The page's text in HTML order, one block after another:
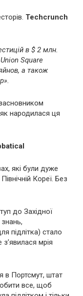
Techcrunch
в $ 2 млн.
Square
а також
як народилася ця
які були дуже
Кореї. Без
до Західної
підлітка) стало
мрія
в Портсмут, штат
все, щоб